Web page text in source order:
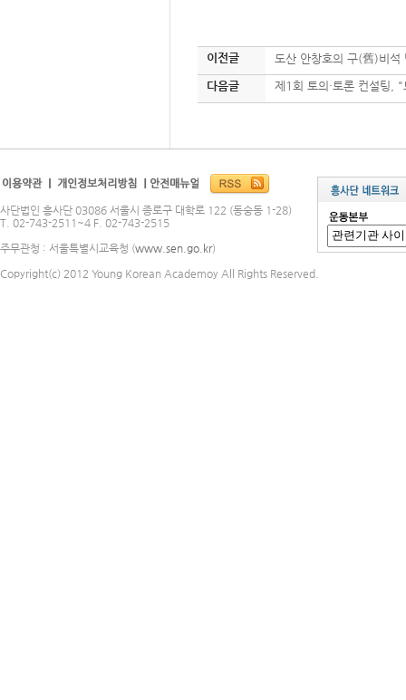
이전글
도산 안창호의 구(舊)비석
다음글
제1회 토의·토론 컨설팅,
사단법인 흥사단 03086 서울시 종로구 대학로 122 (동숭동 1-28)
T. 02-743-2511~4 F. 02-743-2515
주무관청 : 서울특별시교육청 (www.sen.go.kr)
Copyright(c) 2012 Young Korean Academoy All Rights Reserved.